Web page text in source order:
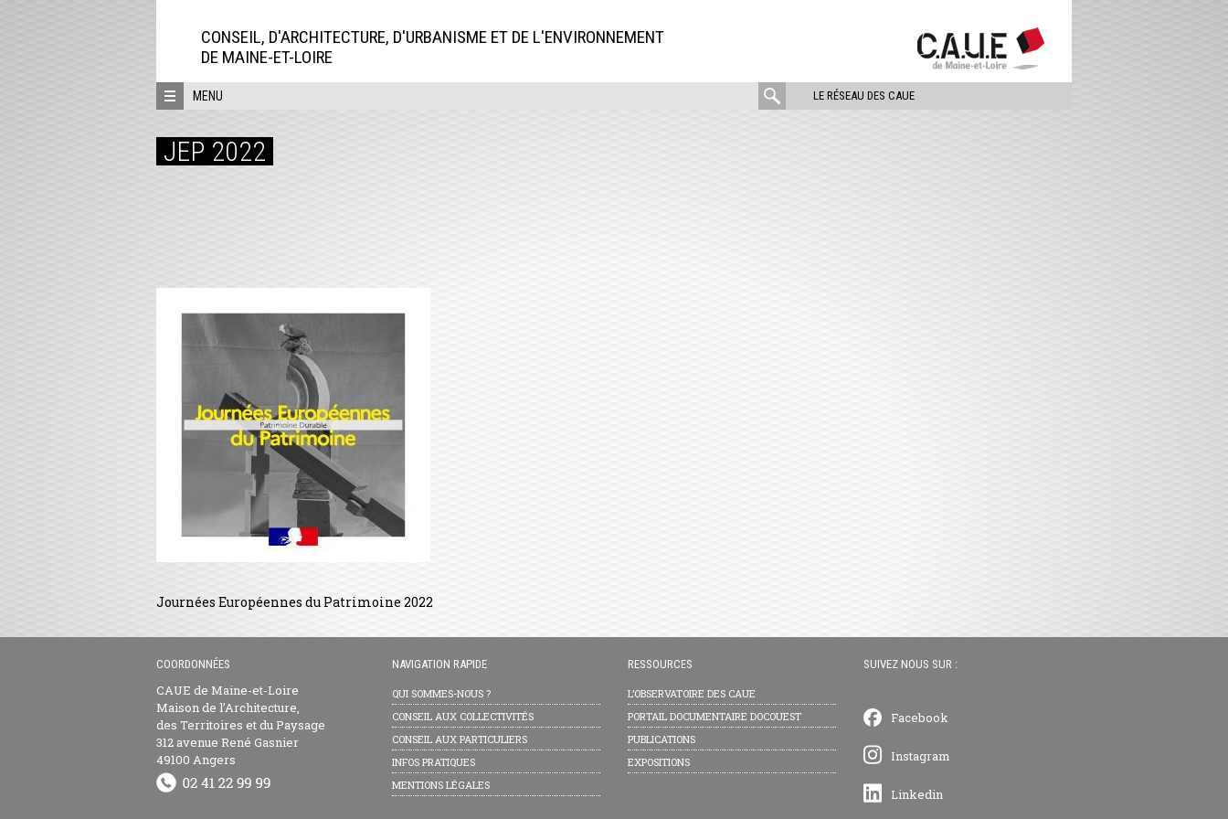
CONSEIL, D'ARCHITECTURE, D'URBANISME ET DE L'ENVIRONNEMENT
DE MAINE-ET-LOIRE
MENU LE RÉSEAU DES CAUE
rechercher
:
JEP 2022
Journées Européennes du Patrimoine 2022
COORDONNÉES
CAUE de Maine-et-Loire
Maison de l’Architecture,
des Territoires et du Paysage
312 avenue René Gasnier
49100 Angers
NAVIGATION RAPIDE
QUI SOMMES-NOUS ?
CONSEIL AUX COLLECTIVITÉS
CONSEIL AUX PARTICULIERS
INFOS PRATIQUES
MENTIONS LÉGALES
RESSOURCES
L’OBSERVATOIRE DES CAUE
PORTAIL DOCUMENTAIRE DOCOUEST
PUBLICATIONS
EXPOSITIONS
SUIVEZ NOUS SUR :
Facebook
Instagram
Linkedin